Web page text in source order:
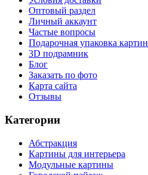
Оптовый раздел
Личный аккаунт
Частые вопросы
Подарочная упаковка картин
3D подрамник
Блог
Заказать по фото
Карта сайта
Отзывы
Категории
Абстракция
Картины для интерьера
Модульные картины